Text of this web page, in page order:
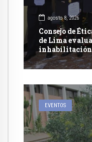
agosto 8, 2026
Consejo de
de Lima
inhabilitación
Nacional de
EVENTOS